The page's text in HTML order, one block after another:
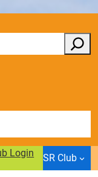
Login SR Club